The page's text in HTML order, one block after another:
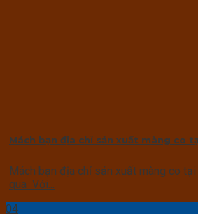
Mách bạn địa chỉ sản xuất màng co
Mách bạn địa chỉ sản xuất màng co
qua Với...
04